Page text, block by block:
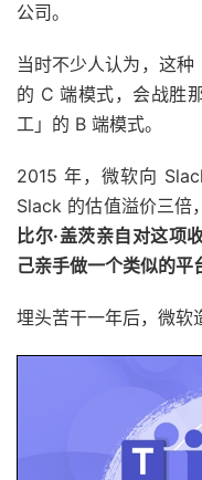
公司。
当时不少人认为，这种
的 C 端模式，会战胜
工」的 B 端模式。
2015 年，微软向
Slack 的估值溢价三倍
比尔·盖茨亲自对这项
己亲手做一个类似的平
埋头苦干一年后，微软